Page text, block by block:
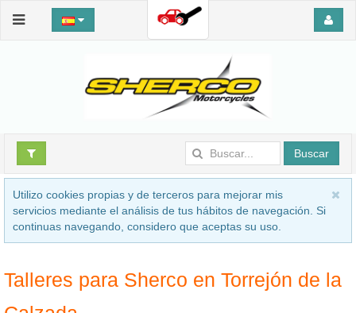
Buscar
Utilizo cookies propias y de terceros para mejorar mis
servicios mediante el análisis de tus hábitos de navegación. Si
continuas navegando, considero que aceptas su uso.
Talleres para Sherco en Torrejón de la